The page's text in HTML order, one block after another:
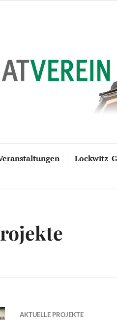
Lockwitz-
AKTUELLE PROJEKTE